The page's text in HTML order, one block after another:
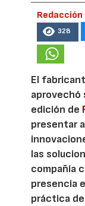
328
El
aprovechó
edición de
presentar
las
compañía
presencia
práctica